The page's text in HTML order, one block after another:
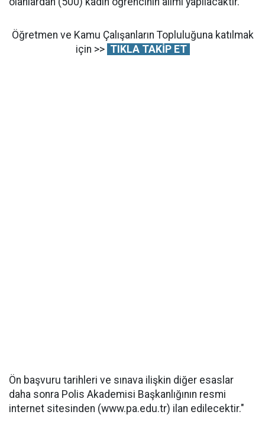
Öğretmen ve Kamu Çalışanların Topluluğuna katılmak
için >> TIKLA TAKİP ET
Ön başvuru tarihleri ve sınava ilişkin diğer esaslar
daha sonra Polis Akademisi Başkanlığının resmi
internet sitesinden (www.pa.edu.tr) ilan edilecektir."